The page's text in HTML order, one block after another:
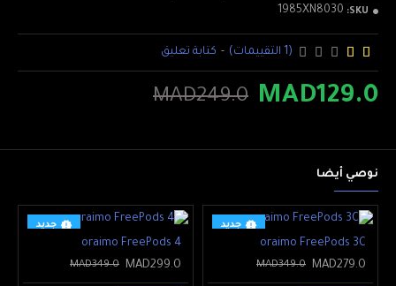
SKU:
1985XN8030
(1 التقييمات) - كتابة تعليق
MAD129.0
MAD249.0
نوصي أيضا
جديد
oraimo FreePods 3C
MAD279.0
MAD349.0
جديد
oraimo FreePods 4
MAD299.0
MAD349.0